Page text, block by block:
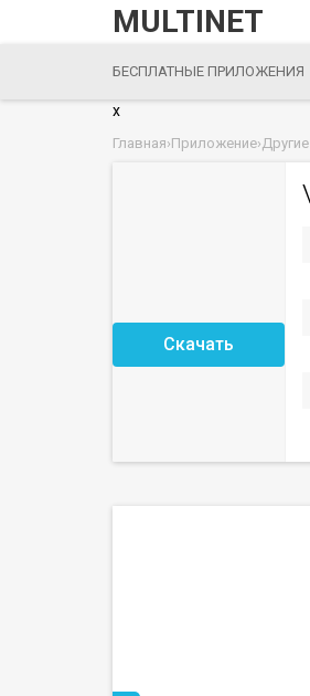
MULTINET
БЕСПЛАТНЫЕ ПРИЛОЖЕНИЯ
x
Главная›Приложение›
Скачать